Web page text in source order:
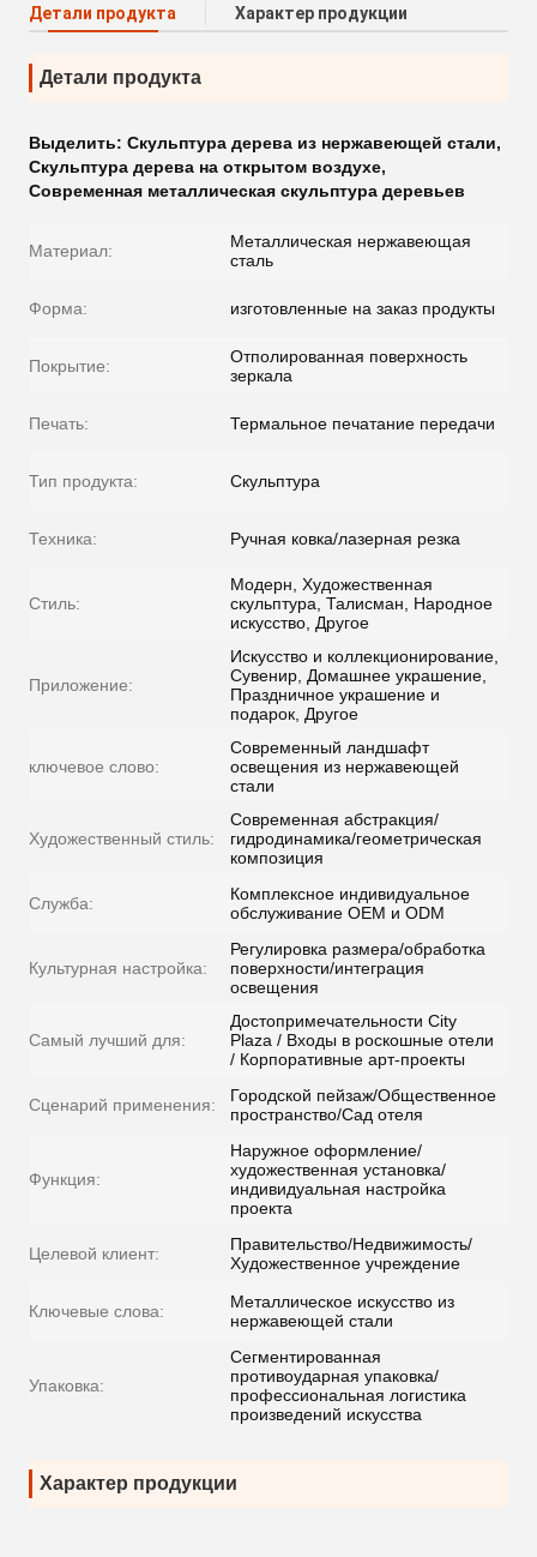
Детали продукта Характер продукции
Детали продукта
Выделить: Скульптура дерева из нержавеющей стали,
Скульптура дерева на открытом воздухе,
Современная металлическая скульптура деревьев
Материал:
Металлическая нержавеющая
сталь
Форма: изготовленные на заказ продукты
Покрытие:
Отполированная поверхность
зеркала
Печать: Термальное печатание передачи
Тип продукта: Скульптура
Техника: Ручная ковка/лазерная резка
Стиль:
Модерн, Художественная
скульптура, Талисман, Народное
искусство, Другое
Приложение:
Искусство и коллекционирование,
Сувенир, Домашнее украшение,
Праздничное украшение и
подарок, Другое
ключевое слово:
Современный ландшафт
освещения из нержавеющей
стали
Художественный стиль:
Современная абстракция/
гидродинамика/геометрическая
композиция
Служба:
Комплексное индивидуальное
обслуживание OEM и ODM
Культурная настройка:
Регулировка размера/обработка
поверхности/интеграция
освещения
Самый лучший для:
Достопримечательности City
Plaza / Входы в роскошные отели
/ Корпоративные арт-проекты
Сценарий применения:
Городской пейзаж/Общественное
пространство/Сад отеля
Функция:
Наружное оформление/
художественная установка/
индивидуальная настройка
проекта
Целевой клиент:
Правительство/Недвижимость/
Художественное учреждение
Ключевые слова:
Металлическое искусство из
нержавеющей стали
Упаковка:
Сегментированная
противоударная упаковка/
профессиональная логистика
произведений искусства
Характер продукции